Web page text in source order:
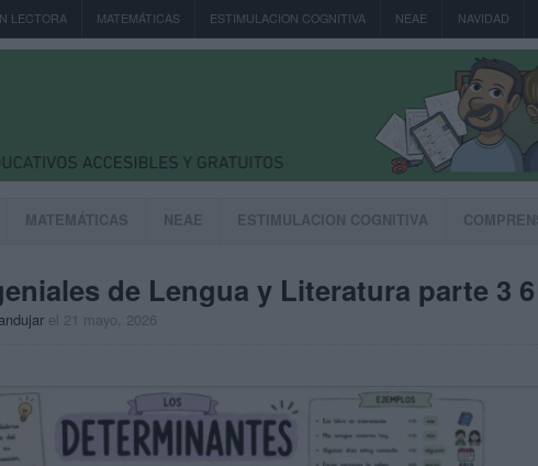
LECTORA MATEMÁTICAS ESTIMULACION COGNITIVA NEAE NAVIDAD
MATEMÁTICAS NEAE ESTIMULACION COGNITIVA
de Lengua y Literatura parte 3 6
el 21 mayo, 2026